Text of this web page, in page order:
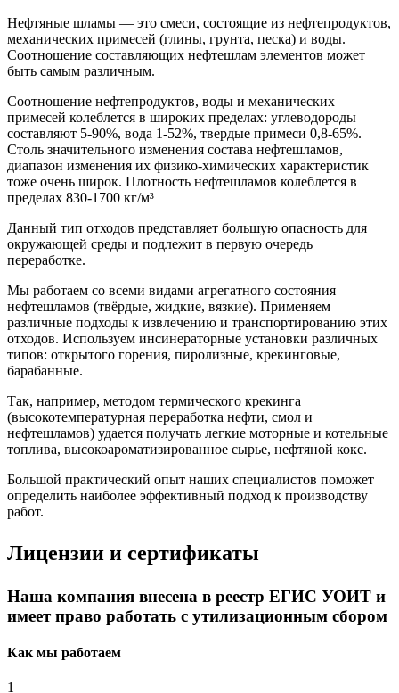
Нефтяные шламы — это смеси, состоящие из нефтепродуктов,
механических примесей (глины, грунта, песка) и воды.
Соотношение составляющих нефтешлам элементов может
быть самым различным.
Соотношение нефтепродуктов, воды и механических
примесей колеблется в широких пределах: углеводороды
составляют 5-90%, вода 1-52%, твердые примеси 0,8-65%.
Столь значительного изменения состава нефтешламов,
диапазон изменения их физико-химических характеристик
тоже очень широк. Плотность нефтешламов колеблется в
пределах 830-1700 кг/м³
Данный тип отходов представляет большую опасность для
окружающей среды и подлежит в первую очередь
переработке.
Мы работаем со всеми видами агрегатного состояния
нефтешламов (твёрдые, жидкие, вязкие). Применяем
различные подходы к извлечению и транспортированию этих
отходов. Используем инсинераторные установки различных
типов: открытого горения, пиролизные, крекинговые,
барабанные.
Так, например, методом термического крекинга
(высокотемпературная переработка нефти, смол и
нефтешламов) удается получать легкие моторные и котельные
топлива, высокоароматизированное сырье, нефтяной кокс.
Большой практический опыт наших специалистов поможет
определить наиболее эффективный подход к производству
работ.
Лицензии и сертификаты
Наша компания внесена в реестр ЕГИС УОИТ и
имеет право работать с утилизационным сбором
Как мы работаем
1